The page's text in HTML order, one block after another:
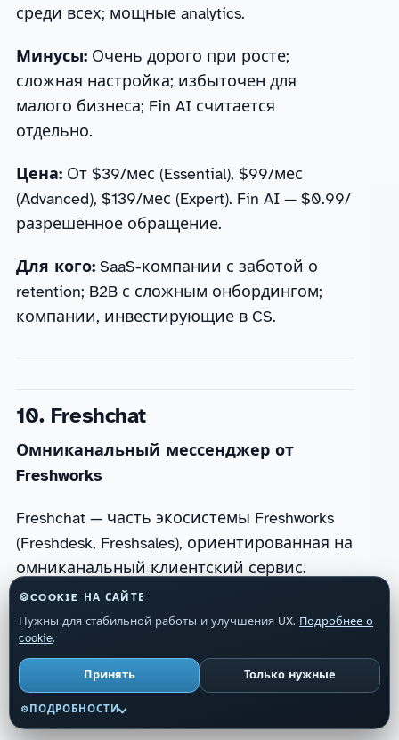
среди всех; мощные analytics.
Минусы:Очень дорого при росте;
сложная настройка; избыточен для
малого бизнеса; Fin AI считается
отдельно.
Цена:От $39/мес (Essential), $99/мес
(Advanced), $139/мес (Expert). Fin AI — $0.99/
разрешённое обращение.
Для кого:SaaS-компании с заботой о
retention; B2B с сложным онбордингом;
компании, инвестирующие в CS.
10. Freshchat
Омниканальный мессенджер от
Freshworks
Freshchat — часть экосистемы Freshworks
(Freshdesk, Freshsales), ориентированная на
омниканальный клиентский сервис.
Поддерживает сайт, мобильные
приложения, WhatsApp, Facebook, LINE с
единым inbox. Freddy AI — встроенный AI-
бот для автоматических ответов.
Киллер-фичи:
🍪COOKIE НА САЙТЕ
Нужны для стабильной работы и улучшения UX. Подробнее о
cookie.
Принять Только нужные
⚙ ПОДРОБНОСТИ